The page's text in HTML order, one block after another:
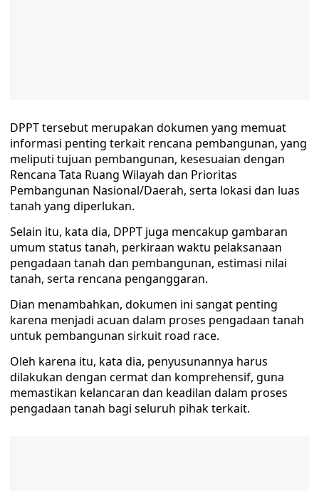
DPPT tersebut merupakan dokumen yang memuat
informasi penting terkait rencana pembangunan, yang
meliputi tujuan pembangunan, kesesuaian dengan
Rencana Tata Ruang Wilayah dan Prioritas
Pembangunan Nasional/Daerah, serta lokasi dan luas
tanah yang diperlukan.
Selain itu, kata dia, DPPT juga mencakup gambaran
umum status tanah, perkiraan waktu pelaksanaan
pengadaan tanah dan pembangunan, estimasi nilai
tanah, serta rencana penganggaran.
Dian menambahkan, dokumen ini sangat penting
karena menjadi acuan dalam proses pengadaan tanah
untuk pembangunan sirkuit road race.
Oleh karena itu, kata dia, penyusunannya harus
dilakukan dengan cermat dan komprehensif, guna
memastikan kelancaran dan keadilan dalam proses
pengadaan tanah bagi seluruh pihak terkait.